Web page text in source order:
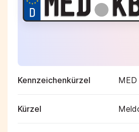
Kennzeichenkürzel MED
Kürzel